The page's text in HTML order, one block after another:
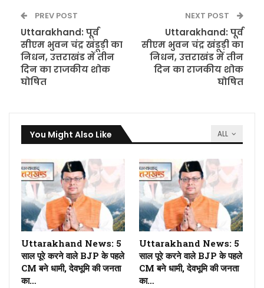
PREV POST
Uttarakhand: पूर्व
सीएम भुवन चंद्र खंडूड़ी का
निधन, उत्तराखंड में तीन
दिन का राजकीय शोक
घोषित
NEXT POST
Uttarakhand: पूर्व
सीएम भुवन चंद्र खंडूड़ी का
निधन, उत्तराखंड में तीन
दिन का राजकीय शोक
घोषित
ALL
You Might Also Like
Uttarakhand News: 5
साल पूरे करने वाले BJP के पहले
CM बने धामी, देवभूमि की जनता
का…
Uttarakhand News: 5
साल पूरे करने वाले BJP के पहले
CM बने धामी, देवभूमि की जनता
का…